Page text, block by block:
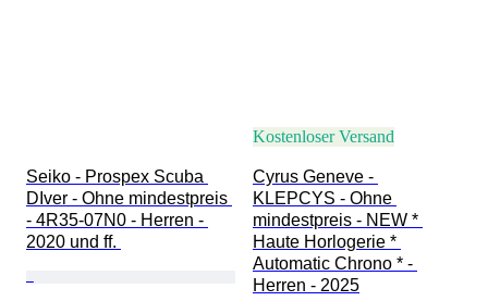
Seiko - Prospex Scuba
DIver - Ohne mindestpreis
- 4R35-07N0 - Herren -
2020 und ff.
Kostenloser Versand
Cyrus Geneve -
KLEPCYS - Ohne
mindestpreis - NEW *
Haute Horlogerie *
Automatic Chrono * -
Herren - 2025